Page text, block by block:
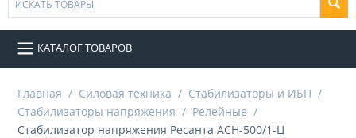
КАТАЛОГ ТОВАРОВ
Главная / Силовая техника / Стабилизаторы и ИБП /
Стабилизаторы напряжения / Релейные /
Стабилизатор напряжения Ресанта АСН-500/1-Ц